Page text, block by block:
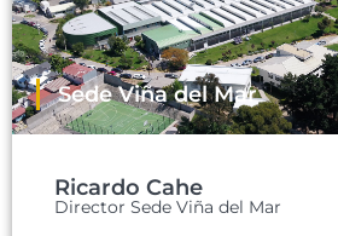
Sede Viña del Mar
Ricardo Cahe
Director Sede Viña del Mar